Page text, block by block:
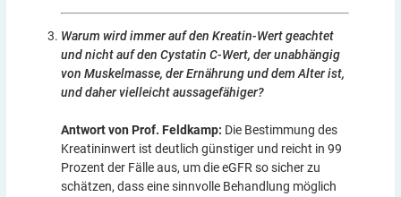
Warum wird immer auf den Kreatin-Wert geachtet
und nicht auf den Cystatin C-Wert, der unabhängig
von Muskelmasse, der Ernährung und dem Alter ist,
und daher vielleicht aussagefähiger?
Antwort von Prof. Feldkamp: Die Bestimmung des
Kreatininwert ist deutlich günstiger und reicht in 99
Prozent der Fälle aus, um die eGFR so sicher zu
schätzen, dass eine sinnvolle Behandlung möglich